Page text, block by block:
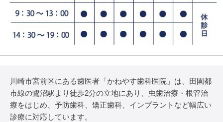
川崎市宮前区にある歯医者「かねやす歯科医院」は、田園都
市線の鷺沼駅より徒歩2分の立地にあり、虫歯治療・根管治
療をはじめ、予防歯科、矯正歯科、インプラントなど幅広い
診療に対応しています。